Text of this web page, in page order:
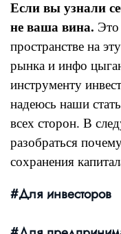
Если вы узнали
не ваша вина. Это
пространстве на
рынка и инфо
инструменту
надеюсь наши
всех сторон. В
разобраться
сохранения
#Для инвесторов